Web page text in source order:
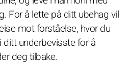
For å lette på ditt ubehag vil
mot forståelse, hvor du
underbevisste for å
deg tilbake.